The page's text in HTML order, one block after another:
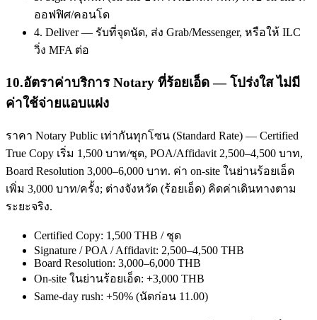
ออฟฟิศ/คอนโด
4. Deliver — รับที่จุดนัด, ส่ง Grab/Messenger, หรือให้ ILC
วิ่ง MFA ต่อ
10.อัตราค่าบริการ Notary ที่ร้อยเอ็ด — โปร่งใส ไม่มี
ค่าใช้จ่ายแอบแฝง
ราคา Notary Public เท่ากันทุกโซน (Standard Rate) — Certified
True Copy เริ่ม 1,500 บาท/ชุด, POA/Affidavit 2,500–4,500 บาท,
Board Resolution 3,000–6,000 บาท. ค่า on-site ในย่านร้อยเอ็ด
เพิ่ม 3,000 บาท/ครั้ง; ต่างจังหวัด (ร้อยเอ็ด) คิดค่าเดินทางตาม
ระยะจริง.
Certified Copy: 1,500 THB / ชุด
Signature / POA / Affidavit: 2,500–4,500 THB
Board Resolution: 3,000–6,000 THB
On-site ในย่านร้อยเอ็ด: +3,000 THB
Same-day rush: +50% (นัดก่อน 11.00)